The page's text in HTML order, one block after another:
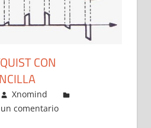
CON
Xnomind
comentario